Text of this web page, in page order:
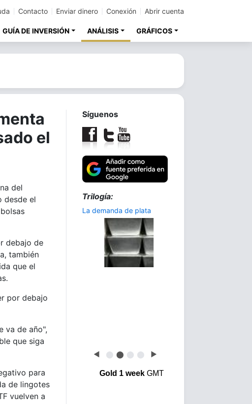
Contacto Enviar dinero Conexión Abrir cuenta
GUÍA DE INVERSIÓN ANÁLISIS GRÁFICOS
el
del
desde el
debajo de
también
que el
por debajo
va de año",
que siga
para
de lingotes
vuelven a
Síguenos
Trilogía:
La demanda de plata
◀ ⬤ ⬤ ⬤ ⬤ ▶
Gold 1 weekGMT